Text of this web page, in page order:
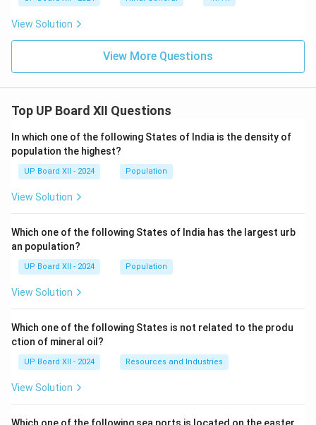
View Solution
View More Questions
Top UP Board XII Questions
In which one of the following States of India is the density of
population the highest?
UP Board XII - 2024 Population
View Solution
Which one of the following States of India has the largest urb
an population?
UP Board XII - 2024 Population
View Solution
Which one of the following States is not related to the produ
ction of mineral oil?
UP Board XII - 2024 Resources and Industries
View Solution